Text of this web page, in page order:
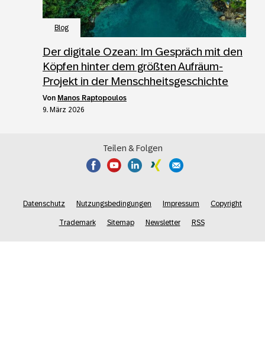
Blog
Der digitale Ozean: Im Gespräch mit den
Köpfen hinter dem größten Aufräum-
Projekt in der Menschheitsgeschichte
von Manos Raptopoulos
9. März 2026
Teilen & Folgen
Datenschutz Nutzungsbedingungen Impressum Copyright
Trademark Sitemap Newsletter RSS